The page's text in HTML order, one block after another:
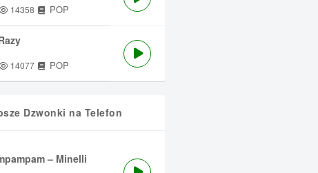
14358 POP
14077 POP
Dzwonki na Telefon
– Minelli